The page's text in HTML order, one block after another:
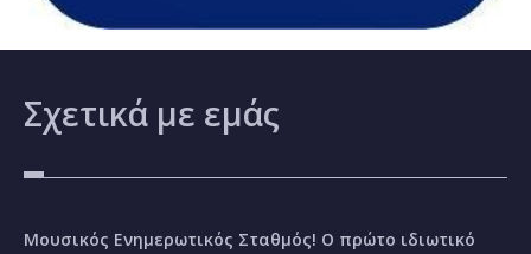
Σχετικά με εμάς
Μουσικός Ενημερωτικός Σταθμός! Ο πρώτο ιδιωτικό